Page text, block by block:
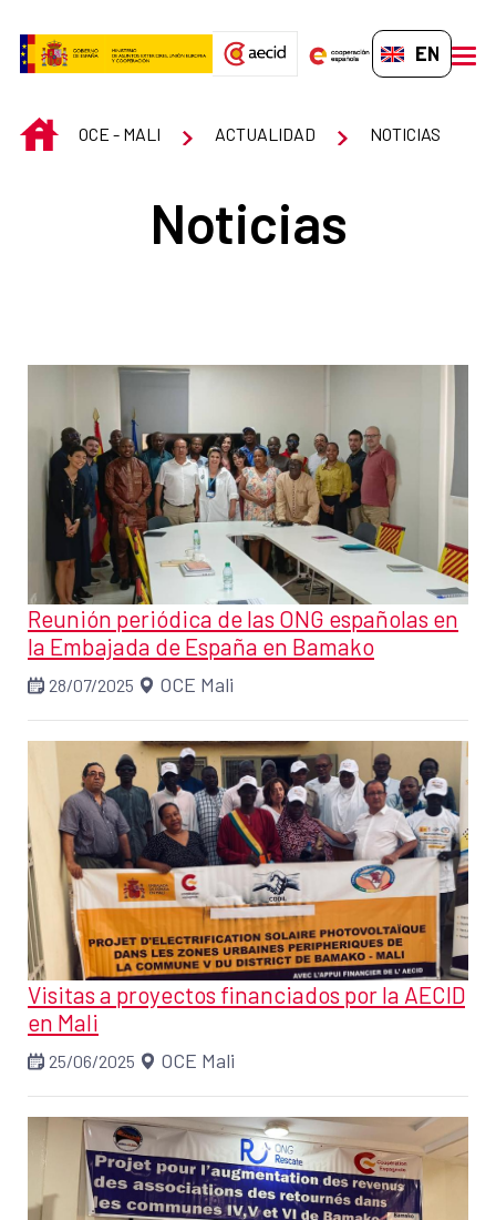
EN-GB
INICIOOCE - MALI ACTUALIDAD NOTICIAS
Noticias
Reunión periódica de las ONG españolas en
la Embajada de España en Bamako
28/07/2025 OCE Mali
Visitas a proyectos financiados por la AECID
en Mali
25/06/2025 OCE Mali